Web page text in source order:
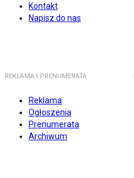
Kontakt
Napisz do nas
REKLAMA I PRENUMERATA
Reklama
Ogłoszenia
Prenumerata
Archiwum